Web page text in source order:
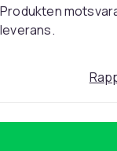
Produkten
leverans.